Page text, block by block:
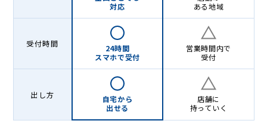
対応
ある地域
受付時間
24時間
スマホで受付
営業時間内で
受付
出し方
自宅から
出せる
店舗に
持っていく